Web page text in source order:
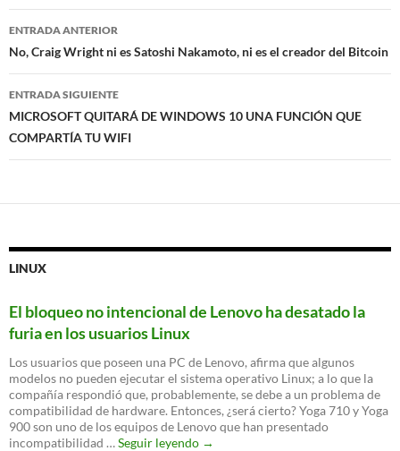
Navegación
de
entradas
ENTRADA ANTERIOR
No, Craig Wright ni es Satoshi Nakamoto, ni es el creador del Bitcoin
ENTRADA SIGUIENTE
MICROSOFT QUITARÁ DE WINDOWS 10 UNA FUNCIÓN QUE
COMPARTÍA TU WIFI
LINUX
El bloqueo no intencional de Lenovo ha desatado la
furia en los usuarios Linux
Los usuarios que poseen una PC de Lenovo, afirma que algunos
modelos no pueden ejecutar el sistema operativo Linux; a lo que la
compañía respondió que, probablemente, se debe a un problema de
compatibilidad de hardware. Entonces, ¿será cierto? Yoga 710 y Yoga
900 son uno de los equipos de Lenovo que han presentado
incompatibilidad …Seguir leyendo El
→